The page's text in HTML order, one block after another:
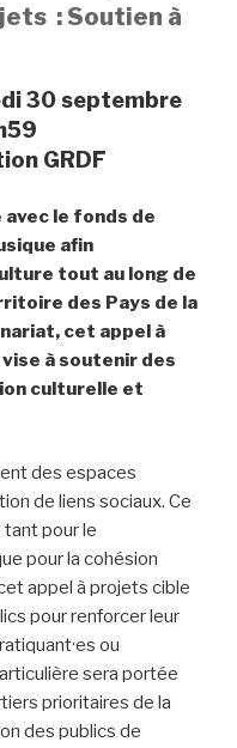
: Soutien à
30 septembre
GRDF
avec le fonds de
afin
tout au long de
des Pays de la
cet appel à
à soutenir des
culturelle et
des espaces
de liens sociaux. Ce
pour le
pour la cohésion
appel à projets cible
pour renforcer leur
ou
sera portée
prioritaires de la
des publics de